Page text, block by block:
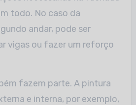
todo. No caso da
andar, pode ser
vigas ou fazer um reforço
fazem parte. A pintura
e interna, por exemplo,